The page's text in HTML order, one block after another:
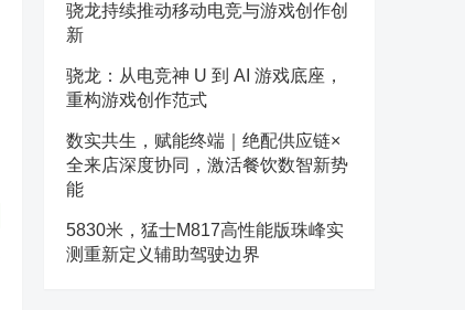
骁龙持续推动移动电竞与游戏创作创
新
骁龙：从电竞神 U 到 AI 游戏底座，
重构游戏创作范式
数实共生，赋能终端｜绝配供应链×
全来店深度协同，激活餐饮数智新势
能
5830米，猛士M817高性能版珠峰实
测重新定义辅助驾驶边界